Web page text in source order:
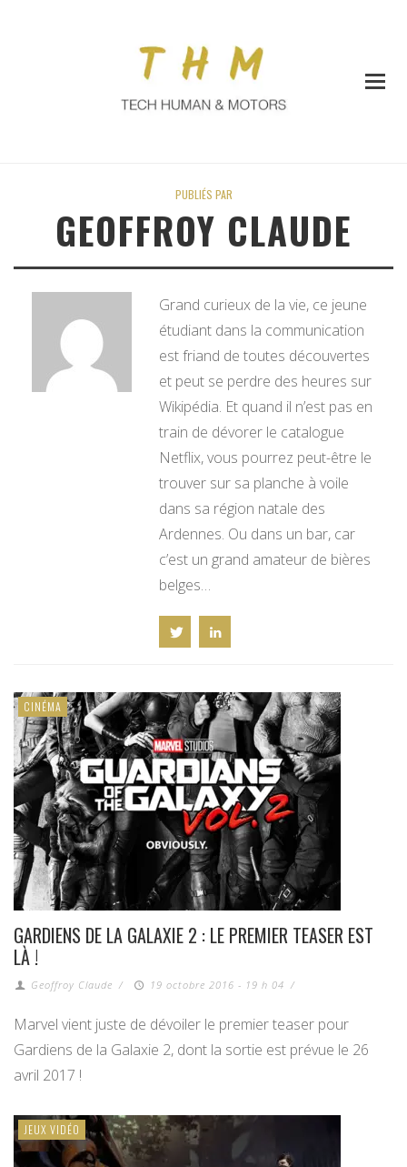
PUBLIÉS PAR
GEOFFROY CLAUDE
Grand curieux de la vie, ce jeune
étudiant dans la communication
est friand de toutes découvertes
et peut se perdre des heures sur
Wikipédia. Et quand il n’est pas en
train de dévorer le catalogue
Netflix, vous pourrez peut-être le
trouver sur sa planche à voile
dans sa région natale des
Ardennes. Ou dans un bar, car
c’est un grand amateur de bières
belges…
CINÉMA
GARDIENS DE LA GALAXIE 2 : LE PREMIER TEASER EST
LÀ !
Geoffroy Claude / 19 octobre 2016 - 19 h 04 /
Marvel vient juste de dévoiler le premier teaser pour
Gardiens de la Galaxie 2, dont la sortie est prévue le 26
avril 2017 !
JEUX VIDÉO